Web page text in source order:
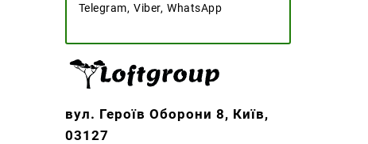
Telegram, Viber, WhatsApp
вул. Героїв Оборони 8, Київ,
03127